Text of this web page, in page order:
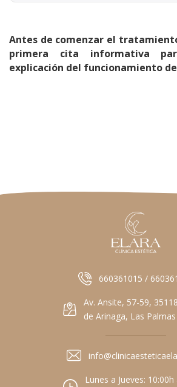
Antes de comenzar el
primera cita informativa
explicación del funcionamiento
660361015 /
Av. Ansite, 57-59,
de Arinaga, Las Palmas
Lunes a Jueves: 10:00h